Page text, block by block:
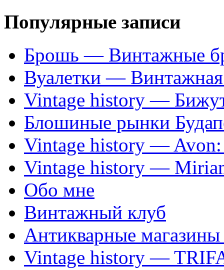
Популярные записи
Брошь — Винтажные
Вуалетки — Винтажная
Vintage history —
Блошиные рынки
Vintage history —
Vintage history —
Обо мне
Винтажный клуб
Антикварные
Vintage history —